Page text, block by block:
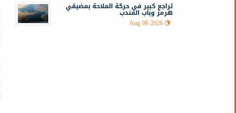
تراجع كبير في حركة الملاحة بمضيقي
هرمز وباب المندب
Aug 06 2026